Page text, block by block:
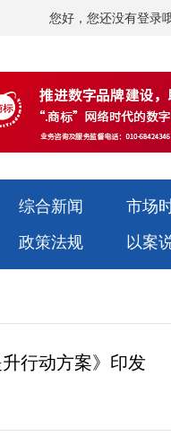
您好，您还没有登录
综合新闻
市场
政策法规 以案
行动方案》印发